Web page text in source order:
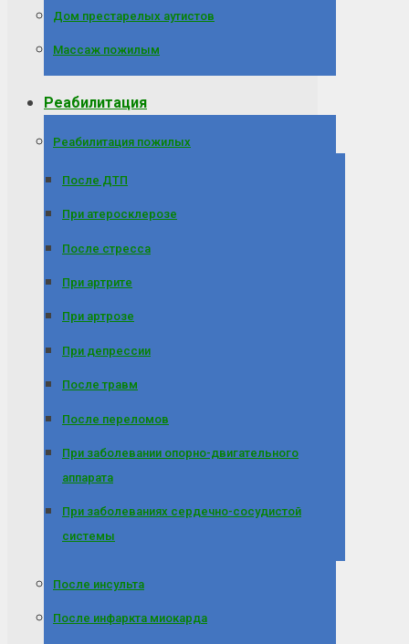
Дом престарелых аутистов
Массаж пожилым
Реабилитация
Реабилитация пожилых
После ДТП
При атеросклерозе
После стресса
При артрите
При артрозе
При депрессии
После травм
После переломов
При заболевании опорно-двигательного
аппарата
При заболеваниях сердечно-сосудистой
системы
После инсульта
После инфаркта миокарда